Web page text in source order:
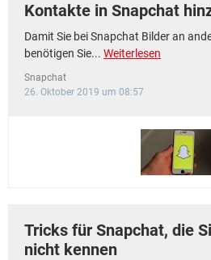
FACEBOOK
FACEBOOK
ANDROID IOS
WINDOWS 10
WHATSAPP
FACEBOOK
ANDROID
WINDOWS 10
Kontakte in Snapchat
Damit Sie bei Snapchat Bilder an
benötigen Sie... Weiterlesen
Snapchat
26. Oktober 2019 um 08:57
Tricks für Snapchat, die
nicht kennen